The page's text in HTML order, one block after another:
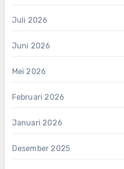
Juli 2026
Juni 2026
Mei 2026
Februari 2026
Januari 2026
Desember 2025